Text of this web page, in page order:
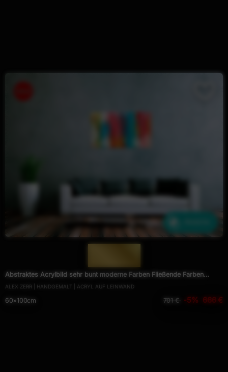
Abstraktes Acrylbild sehr bunt moderne Farben Fließende Farben
Mischtechnik modern bunt zeitgenössisch
ALEX ZERR | HANDGEMALT | ACRYL AUF LEINWAND
60×100cm 701 € -5% 666 €